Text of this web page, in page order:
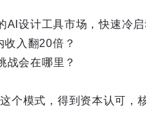
AI设计工具市场，快速冷
收入翻20倍？
战会在哪里？
个模式，得到资本认可，